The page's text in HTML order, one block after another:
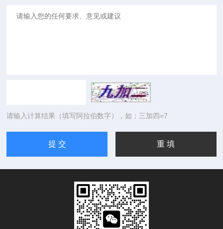
请输入计算结果（填写阿拉伯数字），如：三加四=7